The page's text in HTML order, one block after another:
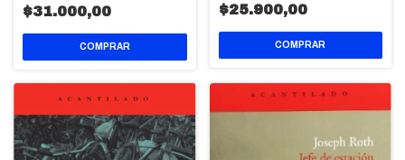
$31.000,00 $25.900,00